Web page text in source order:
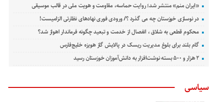
«ایران منم» منتشر شد؛ روایت حماسه، مقاومت و هویت ملی در قالب موسیقی
در نوسازی خوزستان چه می گذرد ؟/ ورودی فوری نهادهای نظارتی الزامیست!
محکوم قطعی به شلاق ، انفصال از خدمت و تبعید چگونه فرماندار اهواز شد؟
گام بلند برای بلوغ مدیریت ریسک در پالایش گاز هویزه خلیج‌فارس
۲ هزار و ۵۰۰ بسته نوشت‌افزار به دانش‌آموزان خوزستان رسید
سیاسی